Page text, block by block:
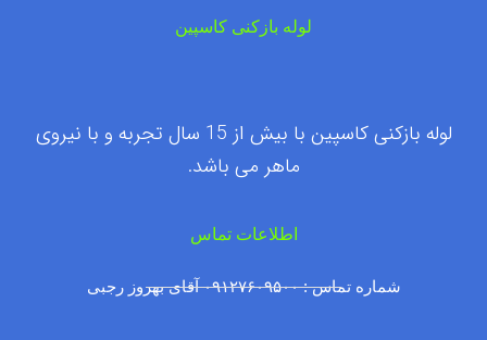
لوله بازکنی کاسپین
لوله بازکنی کاسپین با بیش از 15 سال تجربه و با نیروی
ماهر می باشد.
اطلاعات تماس
شماره تماس : ۰۹۱۲۷۶۰۹۵۰۰ آقای بهروز رجبی